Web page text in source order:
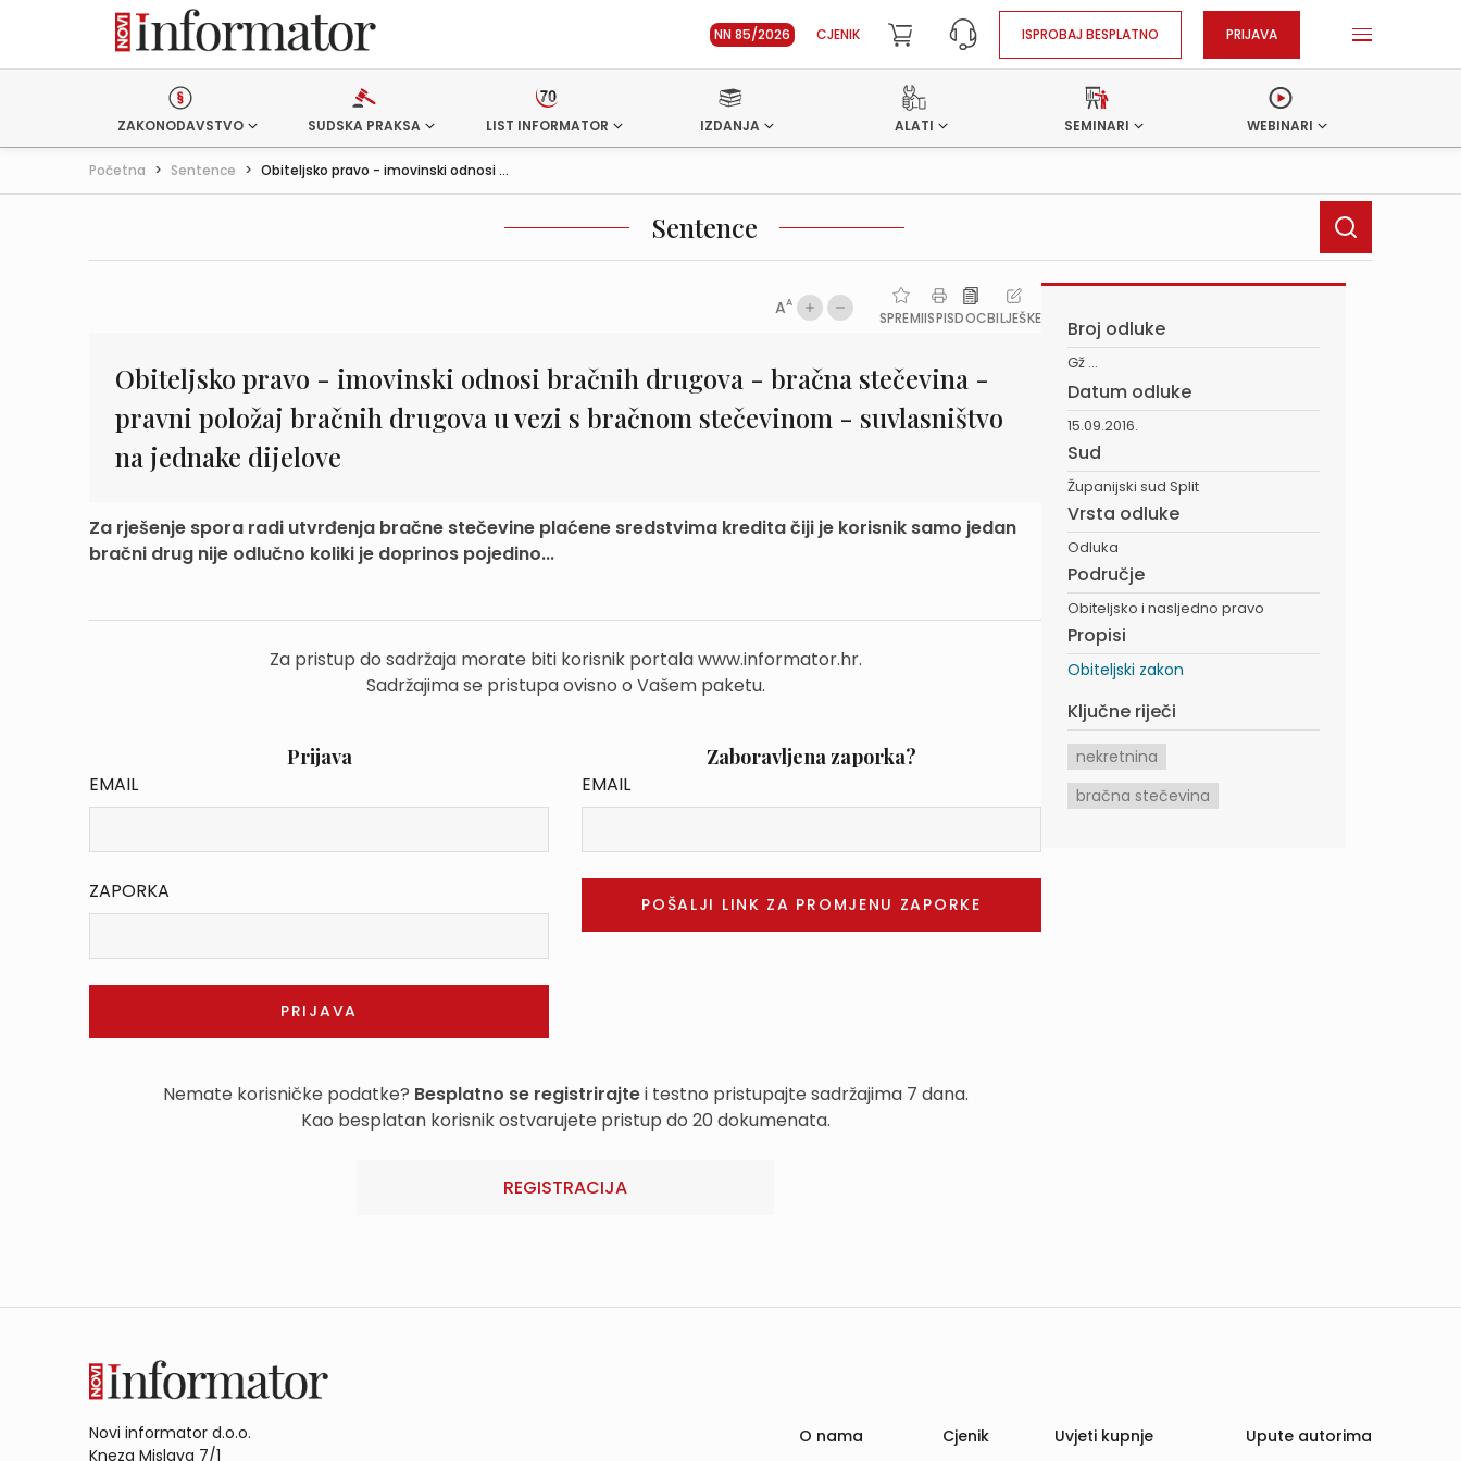
NN 85/2026 CJENIK ISPROBAJ BESPLATNO PRIJAVA
ZAKONODAVSTVO SUDSKA PRAKSA LIST INFORMATOR IZDANJA ALATI SEMINARI WEBINARI
Početna > Sentence > Obiteljsko pravo - imovinski odnosi ...
Sentence
AA
SPREMIISPISDOCBILJEŠKE
Obiteljsko pravo - imovinski odnosi bračnih drugova - bračna stečevina -
pravni položaj bračnih drugova u vezi s bračnom stečevinom - suvlasništvo
na jednake dijelove
Za rješenje spora radi utvrđenja bračne stečevine plaćene sredstvima kredita čiji je korisnik samo jedan
bračni drug nije odlučno koliki je doprinos pojedino...
Za pristup do sadržaja morate biti korisnik portala www.informator.hr.
Sadržajima se pristupa ovisno o Vašem paketu.
Prijava
EMAIL
ZAPORKA
Zaboravljena zaporka?
EMAIL
Nemate korisničke podatke? Besplatno se registrirajtei testno pristupajte sadržajima 7 dana.
Kao besplatan korisnik ostvarujete pristup do 20 dokumenata.
REGISTRACIJA
Broj odluke
Gž ...
Datum odluke
15.09.2016.
Sud
Županijski sud Split
Vrsta odluke
Odluka
Područje
Obiteljsko i nasljedno pravo
Propisi
Obiteljski zakon
Ključne riječi
nekretnina
bračna stečevina
Novi informator d.o.o.
Kneza Mislava 7/1
O nama Cjenik Uvjeti kupnje Upute autorima